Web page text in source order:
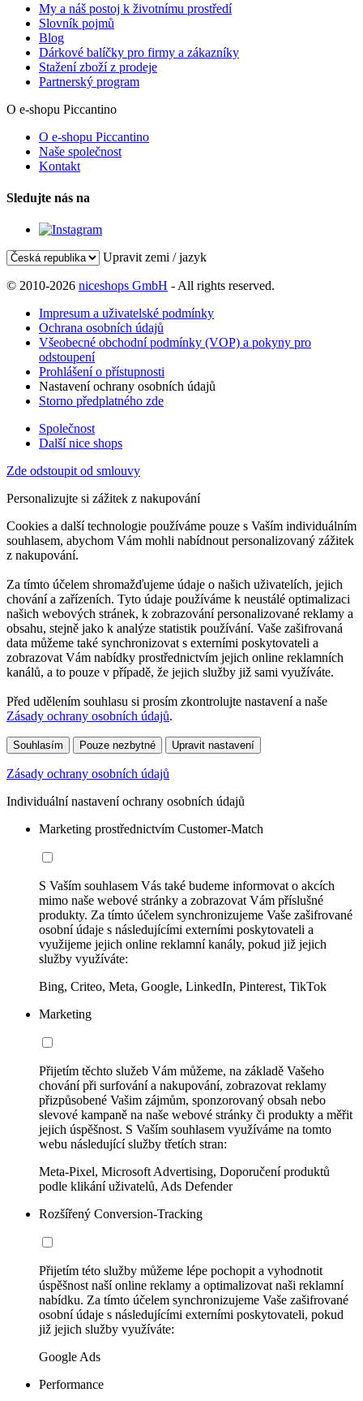
My a náš postoj k životnímu prostředí
Slovník pojmů
Blog
Dárkové balíčky pro firmy a zákazníky
Stažení zboží z prodeje
Partnerský program
O e-shopu Piccantino
O e-shopu Piccantino
Naše společnost
Kontakt
Sledujte nás na
Upravit zemi / jazyk
© 2010-2026 niceshops GmbH - All rights reserved.
Impresum a uživatelské podmínky
Ochrana osobních údajů
Všeobecné obchodní podmínky (VOP) a pokyny pro
odstoupení
Prohlášení o přístupnosti
Nastavení ochrany osobních údajů
Storno předplatného zde
Společnost
Další nice shops
Zde odstoupit od smlouvy
Personalizujte si zážitek z nakupování
Cookies a další technologie používáme pouze s Vaším individuálním
souhlasem, abychom Vám mohli nabídnout personalizovaný zážitek
z nakupování.
Za tímto účelem shromažďujeme údaje o našich uživatelích, jejich
chování a zařízeních. Tyto údaje používáme k neustálé optimalizaci
našich webových stránek, k zobrazování personalizované reklamy a
obsahu, stejně jako k analýze statistik používání. Vaše zašifrovaná
data můžeme také synchronizovat s externími poskytovateli a
zobrazovat Vám nabídky prostřednictvím jejich online reklamních
kanálů, a to pouze v případě, že jejich služby již sami využíváte.
Před udělením souhlasu si prosím zkontrolujte nastavení a naše
Zásady ochrany osobních údajů.
Souhlasím Pouze nezbytné Upravit nastavení
Zásady ochrany osobních údajů
Individuální nastavení ochrany osobních údajů
Marketing prostřednictvím Customer-Match
S Vaším souhlasem Vás také budeme informovat o akcích
mimo naše webové stránky a zobrazovat Vám příslušné
produkty. Za tímto účelem synchronizujeme Vaše zašifrované
osobní údaje s následujícími externími poskytovateli a
využijeme jejich online reklamní kanály, pokud již jejich
služby využíváte:
Bing, Criteo, Meta, Google, LinkedIn, Pinterest, TikTok
Marketing
Přijetím těchto služeb Vám můžeme, na základě Vašeho
chování při surfování a nakupování, zobrazovat reklamy
přizpůsobené Vašim zájmům, sponzorovaný obsah nebo
slevové kampaně na naše webové stránky či produkty a měřit
jejich úspěšnost. S Vaším souhlasem využíváme na tomto
webu následující služby třetích stran:
Meta-Pixel, Microsoft Advertising, Doporučení produktů
podle klikání uživatelů, Ads Defender
Rozšířený Conversion-Tracking
Přijetím této služby můžeme lépe pochopit a vyhodnotit
úspěšnost naší online reklamy a optimalizovat naši reklamní
nabídku. Za tímto účelem synchronizujeme Vaše zašifrované
osobní údaje s následujícími externími poskytovateli, pokud
již jejich služby využíváte:
Google Ads
Performance